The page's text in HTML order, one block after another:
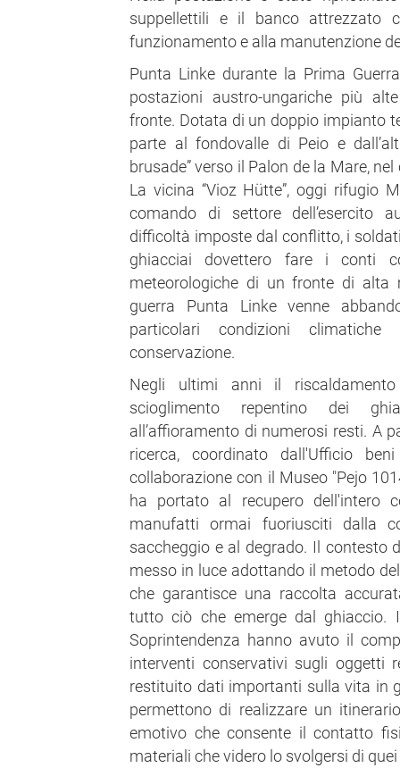
suppellettili e il banco attrezzato
funzionamento e alla manutenzione
Punta Linke durante la Prima
postazioni austro-ungariche più
fronte. Dotata di un doppio impianto
parte al fondovalle di Peio e
brusade” verso il Palon de la Mare,
La vicina “Vioz Hütte”, oggi rifugio
comando di settore dell’esercito
difficoltà imposte dal conflitto, i
ghiacciai dovettero fare i conti
meteorologiche di un fronte di alta
guerra Punta Linke venne
particolari condizioni
conservazione.
Negli ultimi anni il
scioglimento repentino dei
all’affioramento di numerosi resti. A
ricerca, coordinato dall'Ufficio
collaborazione con il Museo "Pejo
ha portato al recupero dell'intero
manufatti ormai fuoriusciti dalla
saccheggio e al degrado. Il contesto
messo in luce adottando il metodo
che garantisce una raccolta
tutto ciò che emerge dal ghiaccio.
Soprintendenza hanno avuto il
interventi conservativi sugli oggetti
restituito dati importanti sulla vita in
permettono di realizzare un
emotivo che consente il contatto
materiali che videro lo svolgersi di